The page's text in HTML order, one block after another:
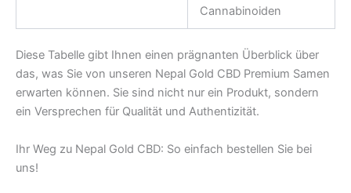
Cannabinoiden
Diese Tabelle gibt Ihnen einen prägnanten Überblick über
das, was Sie von unseren Nepal Gold CBD Premium Samen
erwarten können. Sie sind nicht nur ein Produkt, sondern
ein Versprechen für Qualität und Authentizität.
Ihr Weg zu Nepal Gold CBD: So einfach bestellen Sie bei
uns!